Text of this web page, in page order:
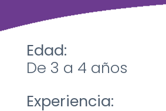
Edad:
De 3 a 4 años
Experiencia: